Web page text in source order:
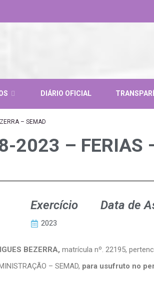
DIÁRIO OFICIAL
– SEMAD
2023 – FERIAS
Exercício
2023
Data de
BEZERRA, matrícula nº. 22195,
– SEMAD, para usufruto no